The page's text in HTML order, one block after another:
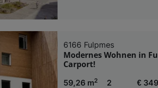
6166 Fulpmes
Modernes Wohnen in
Carport!
59,26 m2
2 €